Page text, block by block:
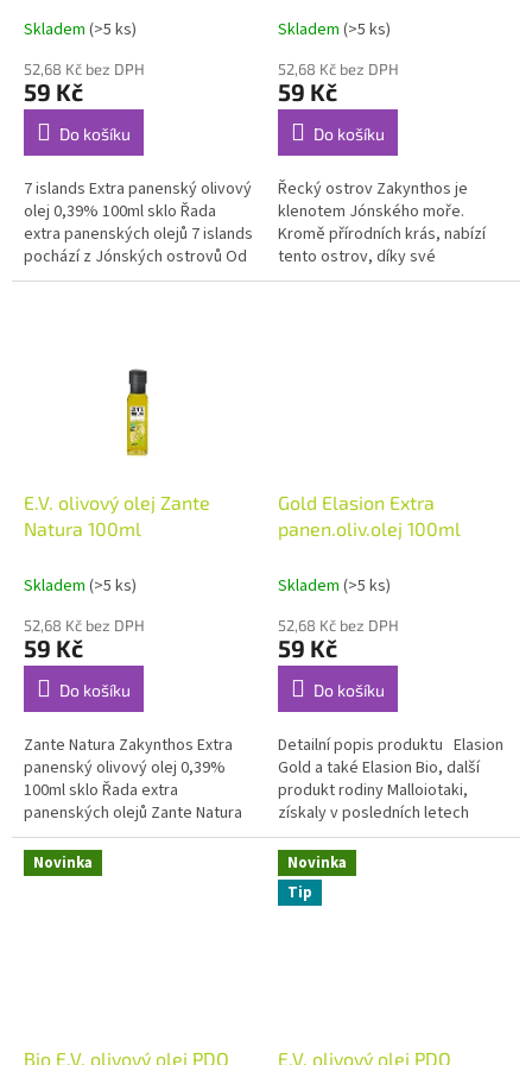
Skladem (>5 ks)
52,68 Kč bez DPH
59 Kč
Do košíku
7 islands Extra panenský olivový
olej 0,39% 100ml sklo Řada
extra panenských olejů 7 islands
pochází z Jónských ostrovů Od
starověku je známo, že extra
Skladem (>5 ks)
52,68 Kč bez DPH
59 Kč
Do košíku
Řecký ostrov Zakynthos je
klenotem Jónského moře.
Kromě přírodních krás, nabízí
tento ostrov, díky své
geografické poloze a
E.V. olivový olej Zante
Natura 100ml
Skladem (>5 ks)
52,68 Kč bez DPH
59 Kč
Do košíku
Zante Natura Zakynthos Extra
panenský olivový olej 0,39%
100ml sklo Řada extra
panenských olejů Zante Natura
pochází z řeckého ostrova
Zakynthos Od starověku je
známo, že...
Gold Elasion Extra
panen.oliv.olej 100ml
Skladem (>5 ks)
52,68 Kč bez DPH
59 Kč
Do košíku
Detailní popis produktu Elasion
Gold a také Elasion Bio, další
produkt rodiny Malloiotaki,
získaly v posledních letech
mezinárodní zlaté ocenění,
například od...
Novinka
Bio E.V. olivový olej PDO
Novinka
Tip
E.V. olivový olej PDO